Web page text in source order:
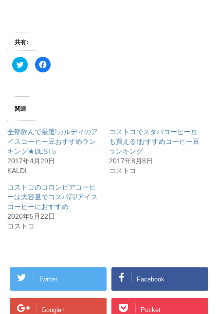
共有:
ク
リ
T
i
t
e
r
で
共
有
(
新
し
い
ィ
ン
ド
で
開
き
ま
F
a
す
る
に
は
ク
リ
ッ
く
だ
さ
い
新
し
開
ま
)
関連
全部飲んで厳選!カルディのア
イスコーヒー豆おすすめラン
キング★BEST5
2017年4月29日
KALDI
コストコでスタバコーヒー豆
も買える!おすすめコーヒー豆
ランキング
2017年8月8日
コストコ
コストコのコロンビアコーヒ
ーは大容量でコスパ高!アイス
コーヒーにおすすめ
2020年5月22日
コストコ
Twitter Facebook
Google+ Pocket